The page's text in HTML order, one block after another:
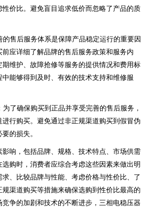
性价比。避免盲目追求低价而忽略了产品的质
的售后服务体系是保障产品稳定运行的重要因
应详细了解品牌的售后服务政策和服务内
维护、故障抢修等服务的提供情况和费用标
能够得到及时、有效的技术支持和维修服
了确保购买到正品并享受完善的售后服务，
行购买。避免通过非正规渠道购买到假冒伪
的损失。
响，包括品牌、规格、技术特点、市场供需
购时，消费者应综合考虑这些因素来做出明
、比较品牌与性能、考虑价格与性价比、了
渠道购买等措施来确保选购到性价比最高的
争的加剧和技术的不断进步，三相电稳压器